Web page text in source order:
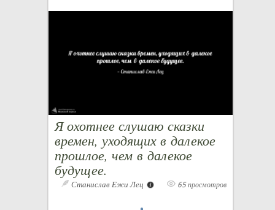
Я охотнее слушаю сказки
времен, уходящих в далекое
прошлое, чем в далекое
будущее.
Станислав Ежи Лец 65 просмотров